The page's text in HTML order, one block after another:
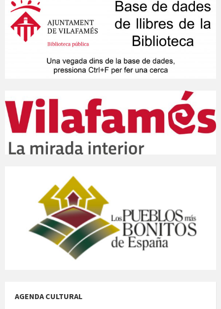
AGENDA CULTURAL